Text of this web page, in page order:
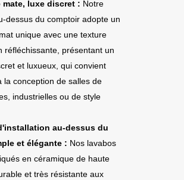
mate, luxe discret : Notre
dessus du comptoir adopte un
unique avec une texture
réfléchissante, présentant un
et luxueux, qui convient
la conception de salles de
industrielles ou de style
au-dessus du
et élégante : Nos lavabos
en céramique de haute
et très résistante aux